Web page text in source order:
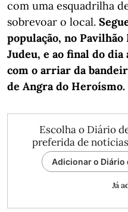
com uma esquadrilha
sobrevoar o local.
população, no
Judeu, e ao final do
com o arriar da
de Angra do Heroísmo.
Escolha o Diário
preferida de
Adicionar o Diário
Já